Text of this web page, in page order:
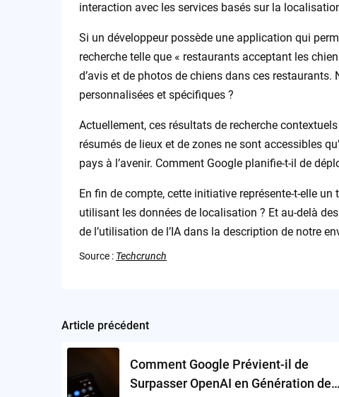
interaction avec les services basés sur la
Si un développeur possède une application qui
recherche telle que « restaurants acceptant les
d’avis et de photos de chiens dans ces restaurants.
personnalisées et spécifiques ?
Actuellement, ces résultats de recherche
résumés de lieux et de zones ne sont accessibles
pays à l’avenir. Comment Google planifie-t-il de
En fin de compte, cette initiative représente-t-elle
utilisant les données de localisation ? Et au-delà
de l’utilisation de l’IA dans la description de notre
Source : Techcrunch
Post
navigation
Article précédent
Comment Google Prévient-il de
Surpasser OpenAI en Génération de